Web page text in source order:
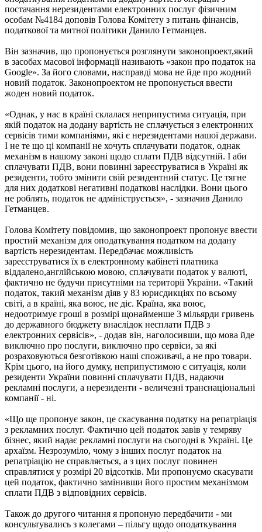
постачання нерезидентами електронних послуг фізичним
особам №4184 доповів Голова Комітету з питань фінансів,
податкової та митної політики Данило Гетманцев.
Він зазначив, що пропонується розглянути законопроект,який
в засобах масової інформації називають «закон про податок на
Google». За його словами, насправді мова не йде про жодний
новий податок. Законопроектом не пропонується ввести
жоден новий податок.
«Однак, у нас в країні склалася неприпустима ситуація, при
якій податок на додану вартість не сплачується з електронних
сервісів тими компаніями, які є нерезидентами нашої держави.
І не те що ці компанії не хочуть сплачувати податок, однак
механізм в нашому законі щодо сплати ПДВ відсутній. І аби
сплачувати ПДВ, вони повинні зареєструватися в Україні як
резиденти, тобто змінити свій резидентний статус. Це тягне
для них додаткові негативні податкові наслідки. Вони цього
не роблять, податок не адмініструється», - зазначив Данило
Гетманцев.
Голова Комітету повідомив, що законопроект пропонує ввести
простий механізм для оподаткування податком на додану
вартість нерезидентам. Передбачає можливість
зареєструватися їх в електронному кабінеті платника
віддалено,англійською мовою, сплачувати податок у валюті,
фактично не будучи присутніми на території України. «Такий
податок, такий механізм діяв у 83 юрисдикціях по всьому
світі, а в країні, яка воює, не діє. Країна, яка воює,
недоотримує гроші в розмірі щонайменше 3 мільярди гривень
до державного бюджету внаслідок несплати ПДВ з
електронних сервісів», - додав він, наголосивши, що мова йде
виключно про послуги, виключно про сервіси, за які
розраховуються безготівкою наші споживачі, а не про товари.
Крім цього, на його думку, неприпустимою є ситуація, коли
резиденти України повинні сплачувати ПДВ, надаючи
рекламні послуги, а нерезиденти - величезні транснаціональні
компанії - ні.
«Що ще пропонує закон, це скасування податку на репатріація
з рекламних послуг. Фактично цей податок завів у темряву
бізнес, який надає рекламні послуги на сьогодні в Україні. Це
архаїзм. Незрозуміло, чому з інших послуг податок на
репатріацію не справляється, а з цих послуг повинен
справлятися у розмірі 20 відсотків. Ми пропонуємо скасувати
цей податок, фактично замінивши його простим механізмом
сплати ПДВ з відповідних сервісів.
Також до другого читання я пропоную передбачити - ми
консультувались з колегами – пільгу щодо оподаткування